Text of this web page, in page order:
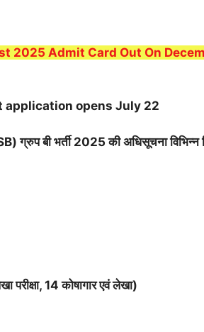
2025 Admit Card Out On
application opens July 22
ग्रुप बी भर्ती 2025 की अधिसूचना विभिन्न
परीक्षा, 14 कोषागार एवं लेखा)